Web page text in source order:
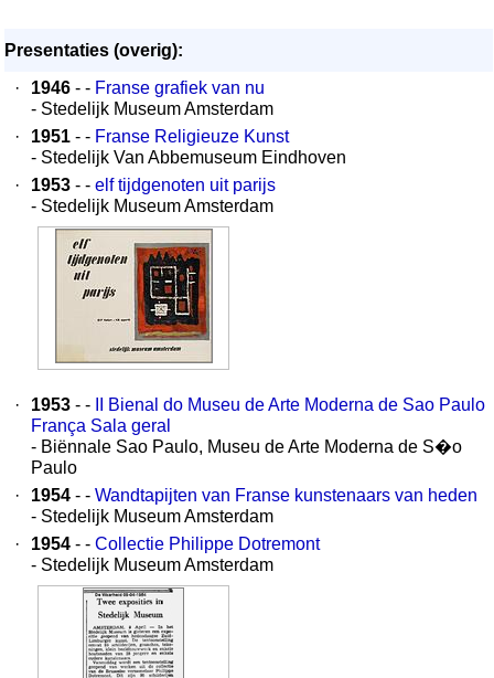
Presentaties (overig):
·
1946 - - Franse grafiek van nu
- Stedelijk Museum Amsterdam
·
1951 - - Franse Religieuze Kunst
- Stedelijk Van Abbemuseum Eindhoven
·
1953 - - elf tijdgenoten uit parijs
- Stedelijk Museum Amsterdam
· 1953 - -
II Bienal do Museu de Arte Moderna de Sao Paulo
França Sala geral
- Biënnale Sao Paulo, Museu de Arte Moderna de S�o
Paulo
·
1954 - - Wandtapijten van Franse kunstenaars van heden
- Stedelijk Museum Amsterdam
·
1954 - - Collectie Philippe Dotremont
- Stedelijk Museum Amsterdam